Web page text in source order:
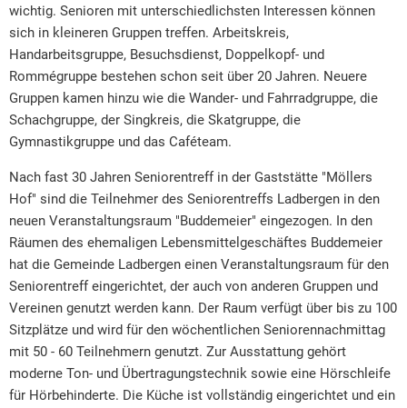
wichtig. Senioren mit unterschiedlichsten Interessen können
sich in kleineren Gruppen treffen. Arbeitskreis,
Handarbeitsgruppe, Besuchsdienst, Doppelkopf- und
Rommégruppe bestehen schon seit über 20 Jahren. Neuere
Gruppen kamen hinzu wie die Wander- und Fahrradgruppe, die
Schachgruppe, der Singkreis, die Skatgruppe, die
Gymnastikgruppe und das Caféteam.
Nach fast 30 Jahren Seniorentreff in der Gaststätte "Möllers
Hof" sind die Teilnehmer des Seniorentreffs Ladbergen in den
neuen Veranstaltungsraum "Buddemeier" eingezogen. In den
Räumen des ehemaligen Lebensmittelgeschäftes Buddemeier
hat die Gemeinde Ladbergen einen Veranstaltungsraum für den
Seniorentreff eingerichtet, der auch von anderen Gruppen und
Vereinen genutzt werden kann. Der Raum verfügt über bis zu 100
Sitzplätze und wird für den wöchentlichen Seniorennachmittag
mit 50 - 60 Teilnehmern genutzt. Zur Ausstattung gehört
moderne Ton- und Übertragungstechnik sowie eine Hörschleife
für Hörbehinderte. Die Küche ist vollständig eingerichtet und ein